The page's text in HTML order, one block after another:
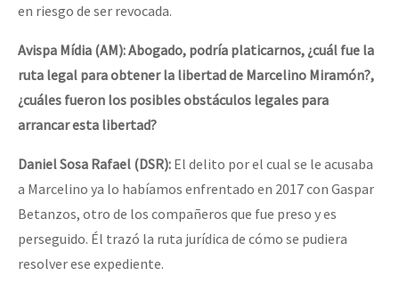
en riesgo de ser revocada.
Avispa Mídia (AM): Abogado, podría platicarnos, ¿cuál fue la
ruta legal para obtener la libertad de Marcelino Miramón?,
¿cuáles fueron los posibles obstáculos legales para
arrancar esta libertad?
Daniel Sosa Rafael (DSR): El delito por el cual se le acusaba
a Marcelino ya lo habíamos enfrentado en 2017 con Gaspar
Betanzos, otro de los compañeros que fue preso y es
perseguido. Él trazó la ruta jurídica de cómo se pudiera
resolver ese expediente.